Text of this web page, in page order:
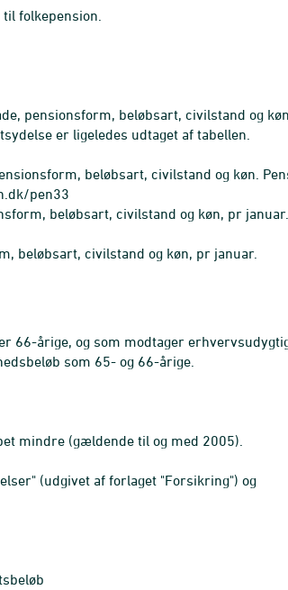
folkepension.
pensionsform, beløbsart, civilstand og
er ligeledes udtaget af tabellen.
beløbsart, civilstand og køn.
pen33
beløbsart, civilstand og køn, pr januar.
beløbsart, civilstand og køn, pr januar.
66-årige, og som modtager
som 65- og 66-årige.
mindre (gældende til og med 2005).
(udgivet af forlaget "Forsikring") og